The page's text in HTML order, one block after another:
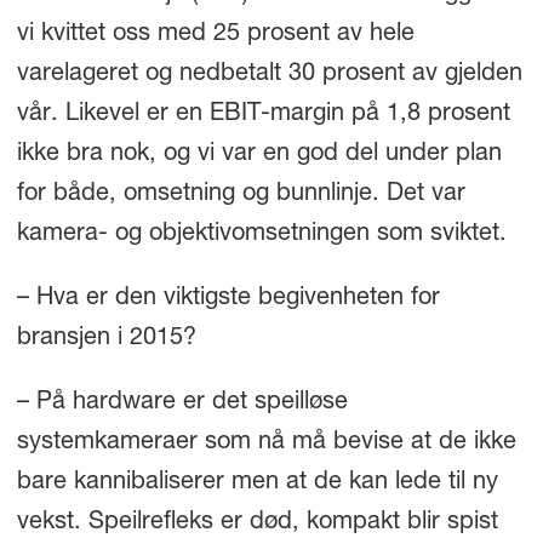
vi kvittet oss med 25 prosent av hele
varelageret og nedbetalt 30 prosent av gjelden
vår. Likevel er en EBIT-margin på 1,8 prosent
ikke bra nok, og vi var en god del under plan
for både, omsetning og bunnlinje. Det var
kamera- og objektivomsetningen som sviktet.
– Hva er den viktigste begivenheten for
bransjen i 2015?
– På hardware er det speilløse
systemkameraer som nå må bevise at de ikke
bare kannibaliserer men at de kan lede til ny
vekst. Speilrefleks er død, kompakt blir spist